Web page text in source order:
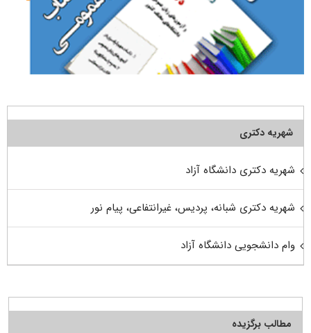
شهریه دکتری
شهریه دکتری دانشگاه آزاد
شهریه دکتری شبانه، پردیس، غیرانتفاعی، پیام نور
وام دانشجویی دانشگاه آزاد
مطالب برگزیده